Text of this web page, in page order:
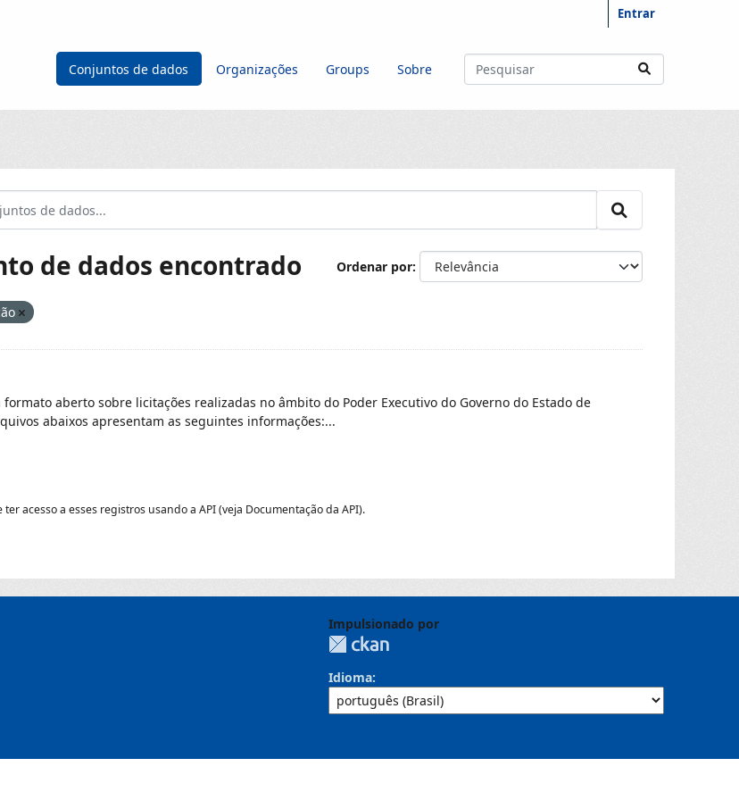
Entrar
Conjuntos de dados Organizações Groups Sobre
Ordenar por
de dados encontrado
aberto sobre licitações realizadas no âmbito do Poder Executivo do Governo do Estado de
abaixos apresentam as seguintes informações:...
ter acesso a esses registros usando a API(veja Documentação da API).
Impulsionado por
Idioma